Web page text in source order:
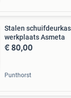
Stalen
werkplaats Asmeta
€ 80,00
Punthorst